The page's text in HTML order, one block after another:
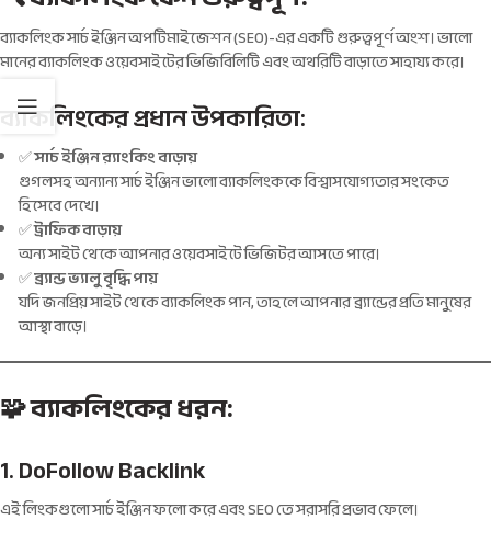
ব্যাকলিংক সার্চ ইঞ্জিন অপটিমাইজেশন (SEO)-এর একটি গুরুত্বপূর্ণ অংশ। ভালো
মানের ব্যাকলিংক ওয়েবসাইটের ভিজিবিলিটি এবং অথরিটি বাড়াতে সাহায্য করে।
ব্যাকলিংকের প্রধান উপকারিতা:
✅সার্চ ইঞ্জিন র‍্যাংকিং বাড়ায়
গুগলসহ অন্যান্য সার্চ ইঞ্জিন ভালো ব্যাকলিংককে বিশ্বাসযোগ্যতার সংকেত
হিসেবে দেখে।
✅ট্রাফিক বাড়ায়
অন্য সাইট থেকে আপনার ওয়েবসাইটে ভিজিটর আসতে পারে।
✅ব্র্যান্ড ভ্যালু বৃদ্ধি পায়
যদি জনপ্রিয় সাইট থেকে ব্যাকলিংক পান, তাহলে আপনার ব্র্যান্ডের প্রতি মানুষের
আস্থা বাড়ে।
🧩 ব্যাকলিংকের ধরন:
1.DoFollow Backlink
এই লিংকগুলো সার্চ ইঞ্জিন ফলো করে এবং SEO তে সরাসরি প্রভাব ফেলে।